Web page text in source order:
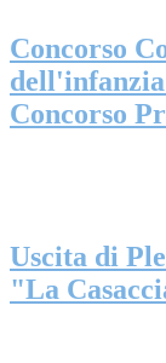
Concorso
Concorso
Uscita di
"La